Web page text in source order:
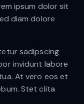
ipsum dolor sit
diam dolore
sadipscing
invidunt labore
At vero eos et
Stet clita